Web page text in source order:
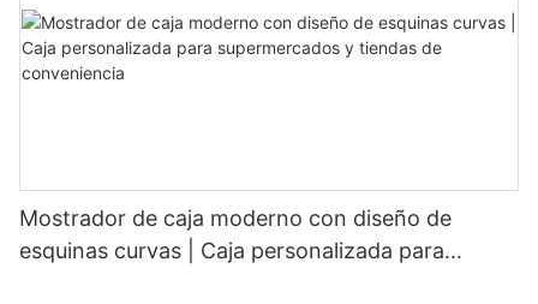
Mostrador de caja moderno con diseño de
esquinas curvas | Caja personalizada para